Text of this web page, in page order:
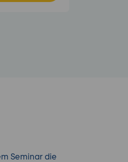
Seminar die